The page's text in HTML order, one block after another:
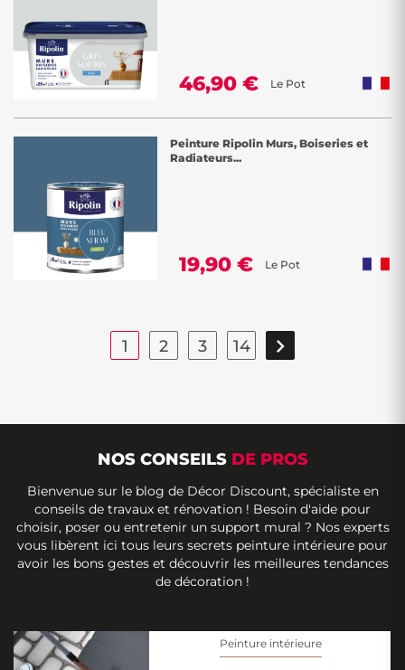
46,90 € Le Pot
Peinture Ripolin Murs, Boiseries et
Radiateurs...
19,90 € Le Pot
1 2 3 14 
NOS CONSEILS DE PROS
Bienvenue sur le blog de Décor Discount, spécialiste en
conseils de travaux et rénovation ! Besoin d'aide pour
choisir, poser ou entretenir un support mural ? Nos experts
vous libèrent ici tous leurs secrets peinture intérieure pour
avoir les bons gestes et découvrir les meilleures tendances
de décoration !
Peinture intérieure